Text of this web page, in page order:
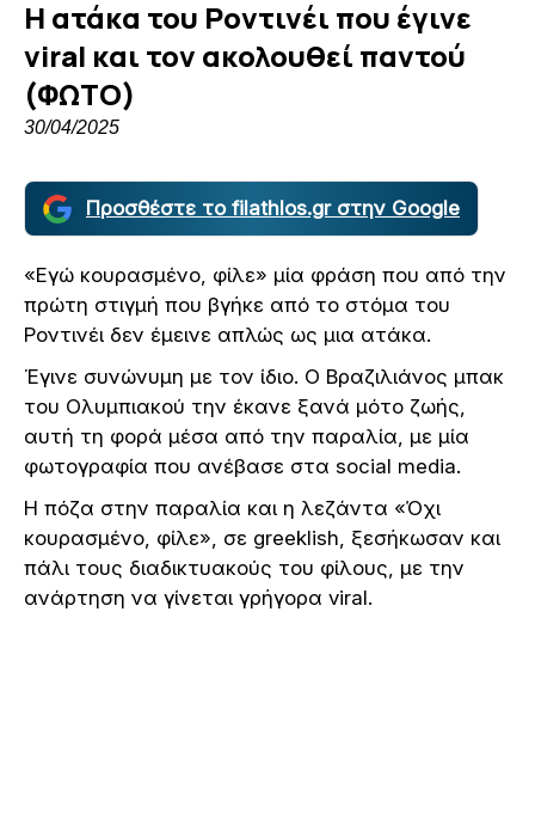
Η ατάκα του Ροντινέι που έγινε
viral και τον ακολουθεί παντού
(ΦΩΤΟ)
30/04/2025
Προσθέστε το filathlos.gr στην Google
«Εγώ κουρασμένο, φίλε» μία φράση που από την
πρώτη στιγμή που βγήκε από το στόμα του
Ροντινέι δεν έμεινε απλώς ως μια ατάκα.
Έγινε συνώνυμη με τον ίδιο. Ο Βραζιλιάνος μπακ
του Ολυμπιακού την έκανε ξανά μότο ζωής,
αυτή τη φορά μέσα από την παραλία, με μία
φωτογραφία που ανέβασε στα social media.
Η πόζα στην παραλία και η λεζάντα «Όχι
κουρασμένο, φίλε», σε greeklish, ξεσήκωσαν και
πάλι τους διαδικτυακούς του φίλους, με την
ανάρτηση να γίνεται γρήγορα viral.